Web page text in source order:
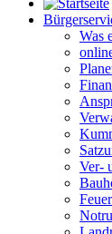
Was
Ver-